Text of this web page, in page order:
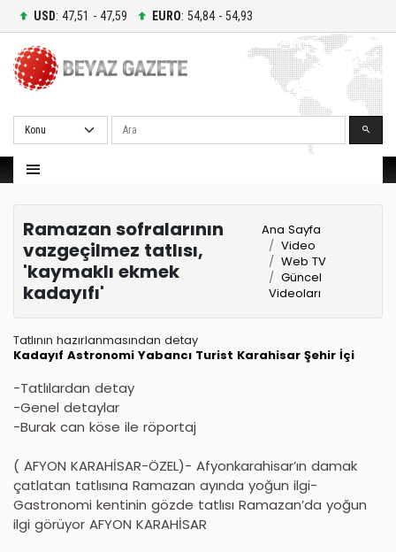
USD: 47,51 - 47,59 EURO: 54,84 - 54,93
Ara
Ramazan sofralarının
vazgeçilmez tatlısı,
'kaymaklı ekmek
kadayıfı'
Ana Sayfa
Video
Web TV
Güncel
Videoları
Tatlının hazırlanmasından detay
Kadayıf Astronomi Yabancı Turist Karahisar Şehir İçi
-Tatlılardan detay
-Genel detaylar
-Burak can köse ile röportaj
( AFYON KARAHİSAR-ÖZEL)- Afyonkarahisar’ın damak
çatlatan tatlısına Ramazan ayında yoğun ilgi-
Gastronomi kentinin gözde tatlısı Ramazan’da yoğun
ilgi görüyor AFYON KARAHİSAR